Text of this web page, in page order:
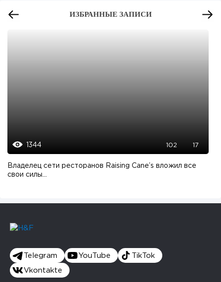
ИЗБРАННЫЕ ЗАПИСИ
1344 102 17
Владелец сети ресторанов Raising Cane’s вложил все
свои силы...
Telegram YouTube TikTok
Vkontakte